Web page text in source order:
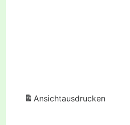
Ansichtausdrucken